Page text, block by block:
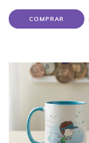
COMPRAR